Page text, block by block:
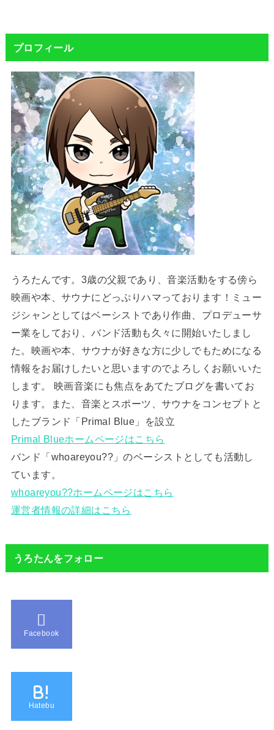
プロフィール
うろたんです。3歳の父親であり、音楽活動をする傍ら
映画や本、サウナにどっぷりハマっております！ミュー
ジシャンとしてはベーシストであり作曲、プロデューサ
ー業をしており、バンド活動も久々に開始いたしまし
た。映画や本、サウナが好きな方に少しでもためになる
情報をお届けしたいと思いますのでよろしくお願いいた
します。 映画音楽にも焦点をあてたブログを書いてお
ります。また、音楽とスポーツ、サウナをコンセプトと
したブランド「Primal Blue」を設立
Primal Blueホームページはこちら
バンド「whoareyou??」のベーシストとしても活動し
ています。
whoareyou??ホームページはこちら
運営者情報の詳細はこちら
うろたんをフォロー
Facebook
B!
Hatebu